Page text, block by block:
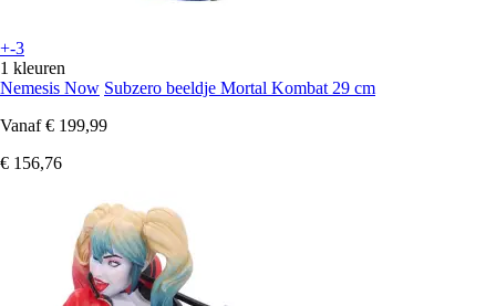
+-3
1 kleuren
Nemesis Now Subzero beeldje Mortal Kombat 29 cm
Vanaf € 199,99
€ 156,76